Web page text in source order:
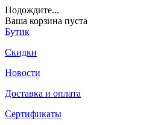
Подождите...
Ваша корзина пуста
Бутик
Скидки
Новости
Доставка и оплата
Сертификаты